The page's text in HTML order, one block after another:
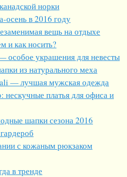
норки
осень в 2016 году
вещь на отдыхе
и как носить?
особое украшения для невесты
из натурального меха
— лучшая мужская одежда
нескучные платья для офиса и
шапки сезона 2016
с кожаным рюкзаком
в тренде